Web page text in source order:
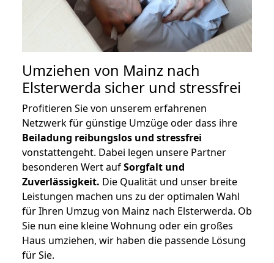
Umziehen von Mainz nach
Elsterwerda sicher und stressfrei
Profitieren Sie von unserem erfahrenen
Netzwerk für günstige Umzüge oder dass ihre
Beiladung reibungslos und stressfrei
vonstattengeht. Dabei legen unsere Partner
besonderen Wert aufSorgfalt und
Zuverlässigkeit. Die Qualität und unser breite
Leistungen machen uns zu der optimalen Wahl
für Ihren Umzug von Mainz nach Elsterwerda. Ob
Sie nun eine kleine Wohnung oder ein großes
Haus umziehen, wir haben die passende Lösung
für Sie.